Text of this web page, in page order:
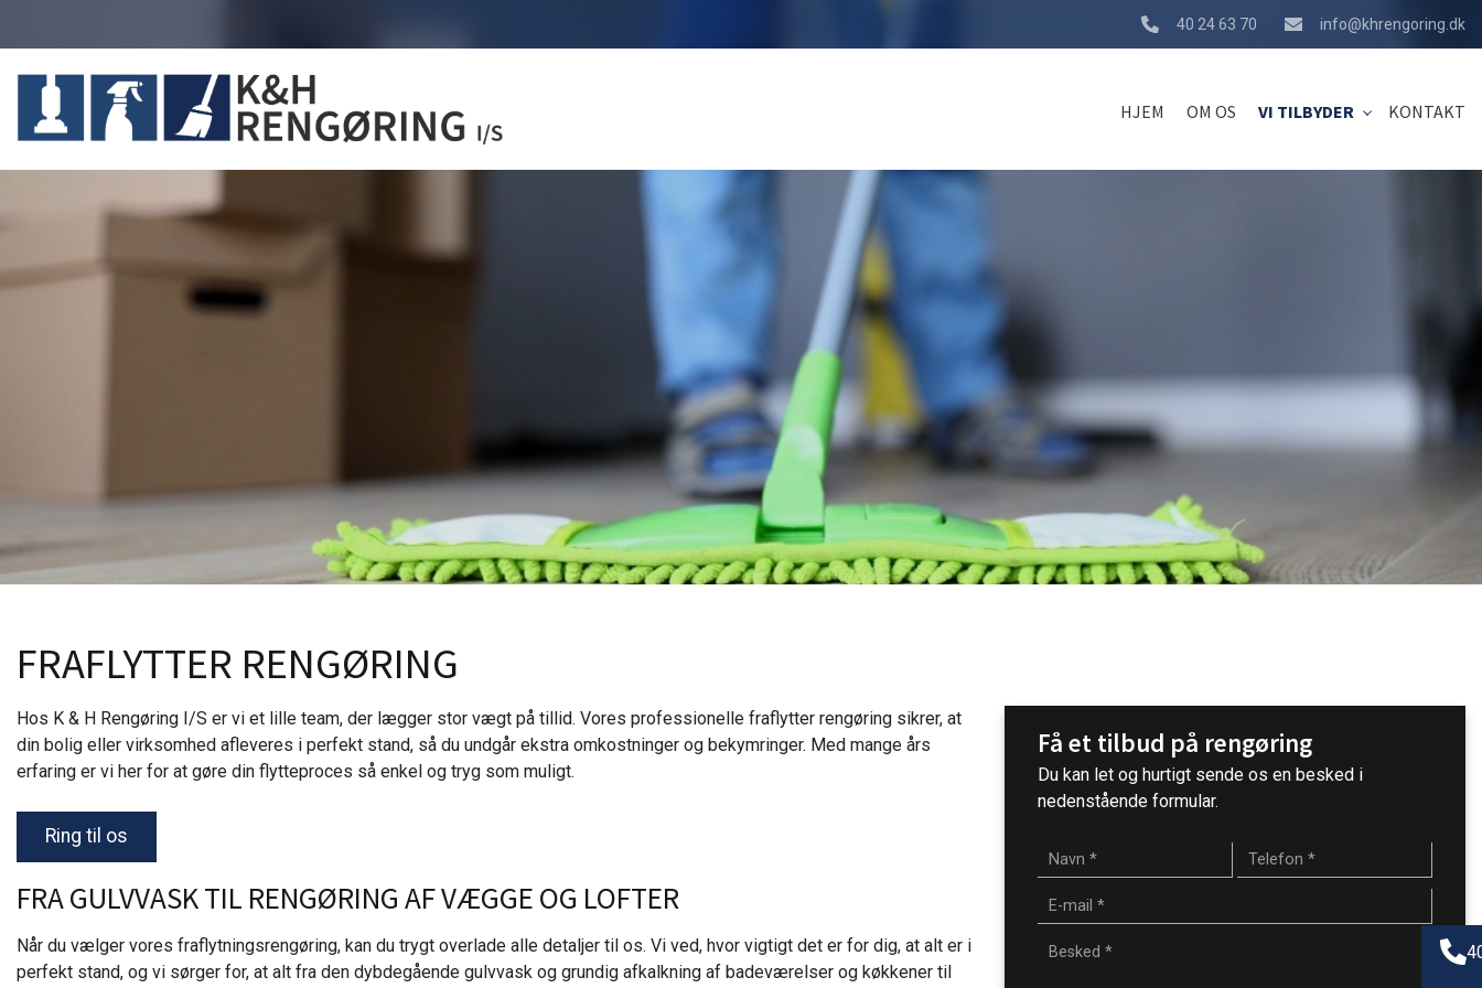
40 24 63 70 info@khrengoring.dk
HJEM OM OS VI TILBYDER KONTAKT
FRAFLYTTER RENGØRING
Hos K & H Rengøring I/S er vi et lille team, der lægger stor vægt på tillid. Vores professionelle fraflytter rengøring sikrer, at
din bolig eller virksomhed afleveres i perfekt stand, så du undgår ekstra omkostninger og bekymringer. Med mange års
erfaring er vi her for at gøre din flytteproces så enkel og tryg som muligt.
Ring til os
FRA GULVVASK TIL RENGØRING AF VÆGGE OG LOFTER
Når du vælger vores fraflytningsrengøring, kan du trygt overlade alle detaljer til os. Vi ved, hvor vigtigt det er for dig, at alt er i
perfekt stand, og vi sørger for, at alt fra den dybdegående gulvvask og grundig afkalkning af badeværelser og køkkener til
Få et tilbud på rengøring
Du kan let og hurtigt sende os en besked i
nedenstående formular.